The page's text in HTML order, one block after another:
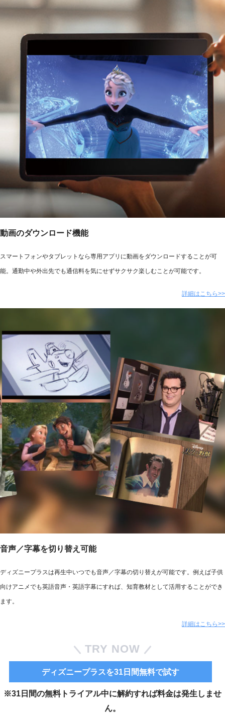
動画のダウンロード機能
スマートフォンやタブレットなら専用アプリに動画をダウンロードすることが可
能。通勤中や外出先でも通信料を気にせずサクサク楽しむことが可能です。
詳細はこちら>>
音声／字幕を切り替え可能
ディズニープラスは再生中いつでも音声／字幕の切り替えが可能です。例えば子供
向けアニメでも英語音声・英語字幕にすれば、知育教材として活用することができ
ます。
詳細はこちら>>
TRY NOW
ディズニープラスを31日間無料で試す
※31日間の無料トライアル中に解約すれば料金は発生しませ
ん。